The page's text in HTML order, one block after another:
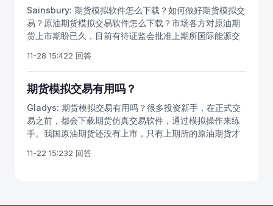
不够的交易者，其必是入门不正。忽视模拟交易是导致广
大交易者水平无法提高的首当其冲的原因。模拟是一个尝
试，使我们和期货市场之间一个感情磨合、沟通、适应的
是个新领域，有人说期货风险大，因此关注很久也不敢入
市；也有人说期货赚钱很容易，因此迫不及待冲进来。学
习期货也需要初学时的谨慎和尝试，也需要循序渐进的不
断提高，熟悉期货交易流程和操作风险。
你从书上读到什么，也不论你花多少时间进行仿真交易，
石油期货开户后，只要真的进场，一切就不再相同，因此
每一笔交易都是真金白银的投资，涉及到你的资金，那么
你的交易肯定会更加谨慎，一些从来没有想过的错误开始
体会错误的意义，只有认真避免，才不至于在类似情况下
犯相同的错误。实际亏损可以让你感受到仿真交易难以体
会的痛苦。最后，当痛苦严重到难以忍受的地步，你就不
会再犯相同的错误。我国原油期货还没有上市，期货怎么
期货仿真交易是必要的学习程序，初学者应该进行合理程
Sainsbury: 期货模拟软件怎么下载？如何做好期货模拟交
易？原油期货模拟交易软件怎么下载？市场各方对原油期
货上市期盼已久，目前有待证监会批准上期所国际能源交
理期货网上开户和期货手机开户，开户后能交易国内几十
个期货品种。我国石油期货最重要的品种，中质含硫原油
期货合约已经出台草案，我们可以初步了解原油期货的合
技巧。给您提供最新的期货模拟交易软件，原油期货模拟
软件，期货仿真交易软件，原油期货仿真交易软件下载，
更多的原油期货基础知识，期货开户条件，原油期货开户
要求，期货开户流程，原油期货开户步骤，都可以咨询在
11-28 15:422 回答
期货模拟交易有用吗？
Gladys: 期货模拟交易有用吗？很多投资新手，在正式交
易之前，都会下载期货仿真交易软件，通过模拟操作来练
手。我国原油期货还没有上市，只有上期所的原油期货才
国际化期货品种，境外人士也可以投资，原油期货将可能
11-22 15:232 回答